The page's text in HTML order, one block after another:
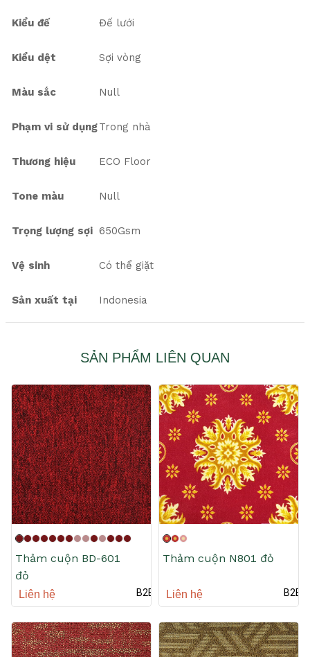
Kiểu đế Đế lưới
Kiểu dệt Sợi vòng
Màu sắc Null
Phạm vi sử dụngTrong nhà
Thương hiệu ECO Floor
Tone màu Null
Trọng lượng sợi 650Gsm
Vệ sinh Có thể giặt
Sản xuất tại Indonesia
SẢN PHẨM LIÊN QUAN
Thảm cuộn BD-601
đỏ
Liên hệ B2B
Thảm cuộn N801 đỏ
Liên hệ B2B